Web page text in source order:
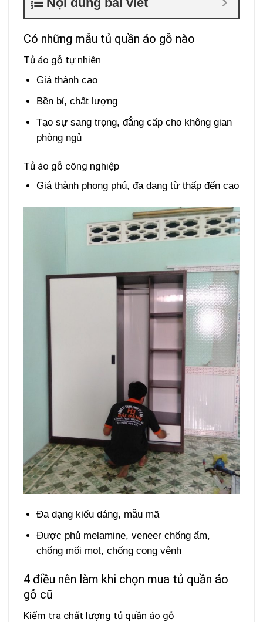
Có những mẫu tủ quần áo gỗ nào
Tủ áo gỗ tự nhiên
Giá thành cao
Bền bỉ, chất lượng
Tạo sự sang trọng, đẳng cấp cho không gian
phòng ngủ
Tủ áo gỗ công nghiệp
Giá thành phong phú, đa dạng từ thấp đến cao
Đa dạng kiểu dáng, mẫu mã
Được phủ melamine, veneer chống ẩm,
chống mối mọt, chống cong vênh
4 điều nên làm khi chọn mua tủ quần áo
gỗ cũ
Kiểm tra chất lượng tủ quần áo gỗ